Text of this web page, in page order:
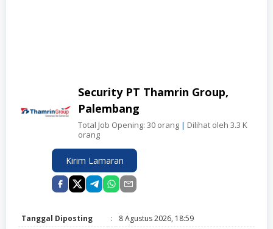
Security PT Thamrin Group,
Palembang
Total Job Opening: 30 orang | Dilihat oleh 3.3 K
orang
Kirim Lamaran
Tanggal Diposting :
8 Agustus 2026, 18:59